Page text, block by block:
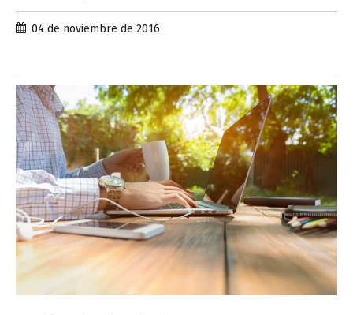
04 de noviembre de 2016